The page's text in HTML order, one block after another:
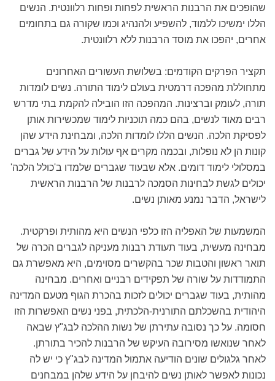
שהופכים את הרבנות הראשית לפחות ופחות רלוונטית. הנשים
הללו ימשיכו ללמוד, להשפיע ולהנהיג וכמו שקורה גם בתחומים
אחרים, יהפכו את מוסד הרבנות ללא רלוונטית.
תקציר הפרקים הקודמים: בשלושת העשורים האחרונים
מתחוללת מהפכה דרמטית בעולם לימוד התורה. נשים לומדות
תורה, לעומק וברצינות. המהפכה הזו הובילה להקמת בתי מדרש
רבים מאוד לנשים, בהם כמה תוכניות לימוד שמכשירות אותן
לפסיקת הלכה. הנשים הללו לומדות הלכה, ומבחינת הידע שהן
קונות הן לא נופלות, ובכמה מקרים אף עולות על הידע של גברים
במסלולי לימוד דומים. אלא שבעוד שגברים שלמדו ב'כולל הלכה'
יכולים לגשת לבחינות הסמכה לרבנות של הרבנות הראשית
לישראל, הדבר נמנע מאותן נשים.
המשמעות של האפליה הזו כלפי הנשים היא מהותית ופרקטית.
מבחינה מעשית, בעוד תעודת רבנות מעניקה לגברים הכרה של
תואר ראשון והטבות שכר בהקשרים מסוימים, היא מאפשרת גם
התמודדות על שורה של תפקידים רבניים ואחרים. מבחינה
מהותית, בעוד שגברים יכולים לזכות בהכרת הגוף מטעם המדינה
היהודית בהשכלתם התורנית-הלכתית, בפני נשים האפשרות הזו
חסומה. על כך נסובה עתירתן של נשות ההלכה לבג"ץ שבאה
לאחר שנואשו מסירובה העיקש של הרבנות להכיר בתורתן.
לאחר גלגולים שונים הודיעה אתמול המדינה לבג"ץ כי יש לה
נכונות לאפשר לאותן נשים להיבחן על הידע שלהן במבחנים